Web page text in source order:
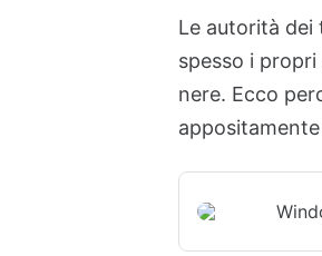
Le autorità dei
spesso i
nere. Ecco